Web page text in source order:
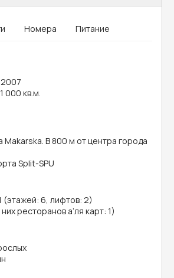
Номера Питание
2007
1 000 кв.м.
Makarska. В 800 м от центра города
Split-SPU
(этажей: 6, лифтов: 2)
ресторанов а’ля карт: 1)